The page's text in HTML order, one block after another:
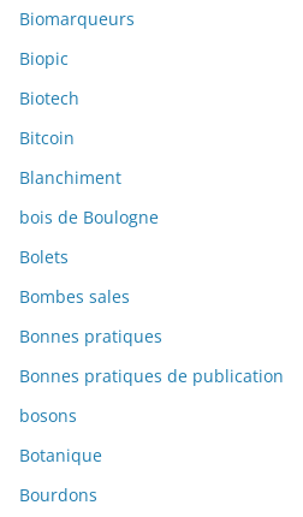
Biomarqueurs
Biopic
Biotech
Bitcoin
Blanchiment
bois de Boulogne
Bolets
Bombes sales
Bonnes pratiques
Bonnes pratiques de publication
bosons
Botanique
Bourdons